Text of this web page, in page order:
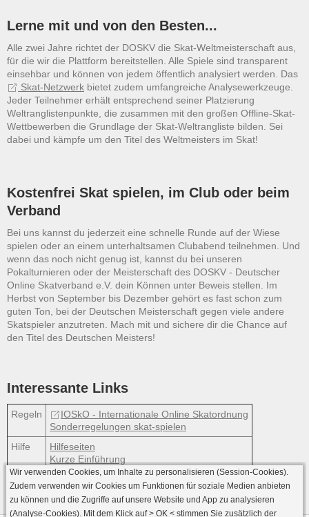
Lerne mit und von den Besten...
Alle zwei Jahre richtet der DOSKV die Skat-Weltmeisterschaft aus,
für die wir die Plattform bereitstellen. Alle Spiele sind transparent
einsehbar und können von jedem öffentlich analysiert werden. Das
Skat-Netzwerk bietet zudem umfangreiche Analysewerkzeuge.
Jeder Teilnehmer erhält entsprechend seiner Platzierung
Weltranglistenpunkte, die zusammen mit den großen Offline-Skat-
Wettbewerben die Grundlage der Skat-Weltrangliste bilden. Sei
dabei und kämpfe um den Titel des Weltmeisters im Skat!
Kostenfrei Skat spielen, im Club oder beim
Verband
Bei uns kannst du jederzeit eine schnelle Runde auf der Wiese
spielen oder an einem unterhaltsamen Clubabend teilnehmen. Und
wenn das noch nicht genug ist, kannst du bei unseren
Pokalturnieren oder der Meisterschaft des DOSKV - Deutscher
Online Skatverband e.V. dein Können unter Beweis stellen. Im
Herbst von September bis Dezember gehört es fast schon zum
guten Ton, bei der Deutschen Meisterschaft gegen viele andere
Skatspieler anzutreten. Mach mit und sichere dir die Chance auf
den Titel des Deutschen Meisters!
Interessante Links
Regeln
IOSkO - Internationale Online Skatordnung
Sonderregelungen skat-spielen
Hilfe
Hilfeseiten
Kurze Einführung
Wir verwenden Cookies, um Inhalte zu personalisieren (Session-Cookies).
Zudem verwenden wir Cookies um Funktionen für soziale Medien anbieten
zu können und die Zugriffe auf unsere Website und App zu analysieren
(Analyse-Cookies). Mit dem Klick auf> OK < stimmen Sie zusätzlich der